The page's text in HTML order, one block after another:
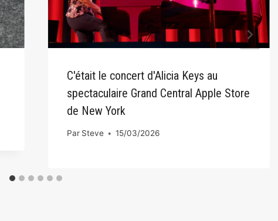
C'était le concert d'Alicia Keys au
spectaculaire Grand Central Apple Store
de New York
Par Steve 15/03/2026